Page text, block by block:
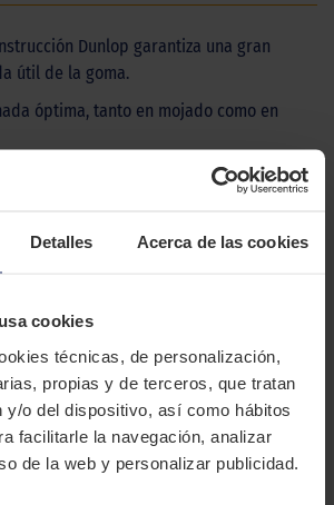
Detalles Acerca de las cookies
cookies
técnicas, de personalización,
propias y de terceros, que tratan
y/o del dispositivo, así como hábitos
facilitarle la navegación, analizar
de la web y personalizar publicidad.
Dunlop garantiza una gran
útil de la goma.
óptima, tanto en mojado como en
GrandTrek PT2A en línea desde la web de
de talleres en todo el archipiélago
PT2A es un neumático todoterreno para
circular sobre los terrenos más difíciles,
arena o barro.
TÉCNICAS